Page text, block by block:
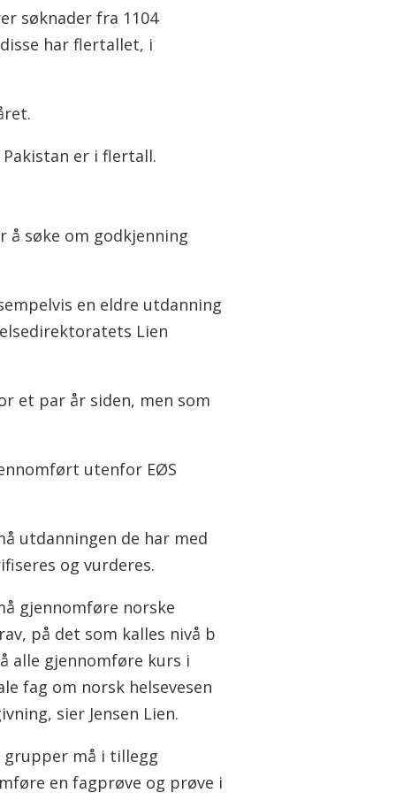
søknader fra 1104
har flertallet, i
er i flertall.
å søke om godkjenning
en eldre utdanning
Lien
et par år siden, men som
utenfor EØS
utdanningen de har med
og vurderes.
gjennomføre norske
på det som kalles nivå b
alle gjennomføre kurs i
fag om norsk helsevesen
sier Jensen Lien.
grupper må i tillegg
en fagprøve og prøve i